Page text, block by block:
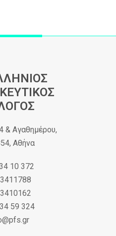
& Αγαθημέρου,
Αθήνα
10 372
59 324